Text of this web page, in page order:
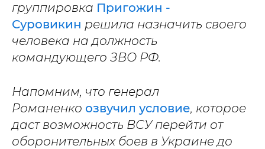
группировка Пригожин -
Суровикин решила назначить своего
человека на должность
командующего ЗВО РФ.
Напомним, что генерал
Романенко озвучил условие, которое
даст возможность ВСУ перейти от
оборонительных боев в Украине до